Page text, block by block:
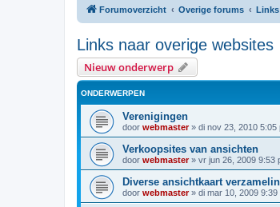
Forumoverzicht Overige forums Links
Links naar overige websites
Nieuw onderwerp
ONDERWERPEN
Verenigingen
door webmaster» di nov 23, 2010 5:05
Verkoopsites van ansichten
door webmaster» vr jun 26, 2009 9:53
Diverse ansichtkaart
door webmaster» di mar 10, 2009 9:39